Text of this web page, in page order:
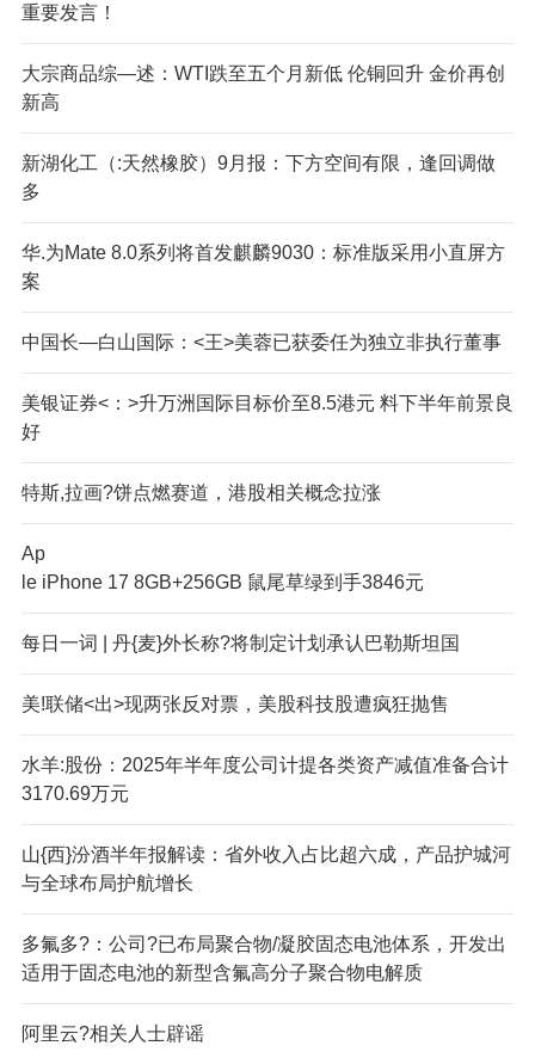
重要发言！
大宗商品综—述：WTI跌至五个月新低 伦铜回升 金价再创
新高
新湖化工（:天然橡胶）9月报：下方空间有限，逢回调做
多
华.为Mate 8.0系列将首发麒麟9030：标准版采用小直屏方
案
中国长—白山国际：<王>美蓉已获委任为独立非执行董事
美银证券<：>升万洲国际目标价至8.5港元 料下半年前景良
好
特斯,拉画?饼点燃赛道，港股相关概念拉涨
Ap
le iPhone 17 8GB+256GB 鼠尾草绿到手3846元
每日一词 | 丹{麦}外长称?将制定计划承认巴勒斯坦国
美!联储<出>现两张反对票，美股科技股遭疯狂抛售
水羊:股份：2025年半年度公司计提各类资产减值准备合计
3170.69万元
山{西}汾酒半年报解读：省外收入占比超六成，产品护城河
与全球布局护航增长
多氟多?：公司?已布局聚合物/凝胶固态电池体系，开发出
适用于固态电池的新型含氟高分子聚合物电解质
阿里云?相关人士辟谣